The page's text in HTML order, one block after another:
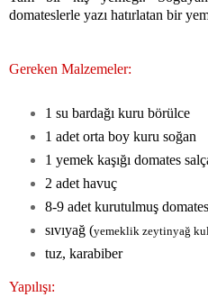
domateslerle yazı hatırlatan bir
Gereken Malzemeler:
1 su bardağı kuru börülce
1 adet orta boy kuru soğan
1 yemek kaşığı domates
2 adet havuç
8-9 adet kurutulmuş domates
sıvıyağ (yemeklik zeytinyağ
tuz, karabiber
Yapılışı: